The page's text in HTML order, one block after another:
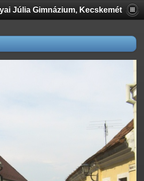
Júlia Gimnázium, Kecskemét